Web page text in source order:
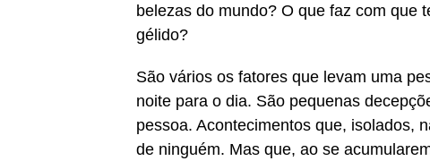
belezas do mundo? O que faz com que
gélido?
São vários os fatores que levam uma
noite para o dia. São pequenas
pessoa. Acontecimentos que, isolados,
de ninguém. Mas que, ao se